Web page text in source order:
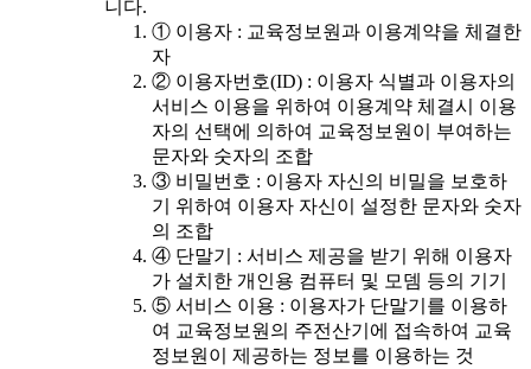
니다.
① 이용자 : 교육정보원과 이용계약을 체결한
자
② 이용자번호(ID) : 이용자 식별과 이용자의
서비스 이용을 위하여 이용계약 체결시 이용
자의 선택에 의하여 교육정보원이 부여하는
문자와 숫자의 조합
③ 비밀번호 : 이용자 자신의 비밀을 보호하
기 위하여 이용자 자신이 설정한 문자와 숫자
의 조합
④ 단말기 : 서비스 제공을 받기 위해 이용자
가 설치한 개인용 컴퓨터 및 모뎀 등의 기기
⑤ 서비스 이용 : 이용자가 단말기를 이용하
여 교육정보원의 주전산기에 접속하여 교육
정보원이 제공하는 정보를 이용하는 것